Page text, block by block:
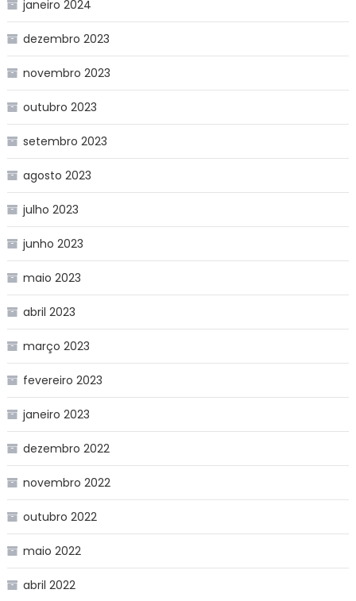
janeiro 2024
dezembro 2023
novembro 2023
outubro 2023
setembro 2023
agosto 2023
julho 2023
junho 2023
maio 2023
abril 2023
março 2023
fevereiro 2023
janeiro 2023
dezembro 2022
novembro 2022
outubro 2022
maio 2022
abril 2022